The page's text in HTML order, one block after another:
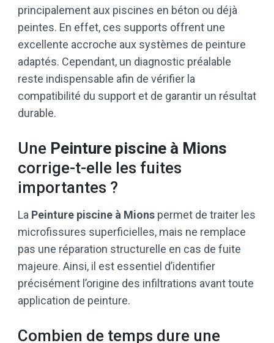
principalement aux piscines en béton ou déjà
peintes. En effet, ces supports offrent une
excellente accroche aux systèmes de peinture
adaptés. Cependant, un diagnostic préalable
reste indispensable afin de vérifier la
compatibilité du support et de garantir un résultat
durable.
Une Peinture piscine à Mions
corrige-t-elle les fuites
importantes ?
La Peinture piscine à Mions permet de traiter les
microfissures superficielles, mais ne remplace
pas une réparation structurelle en cas de fuite
majeure. Ainsi, il est essentiel d’identifier
précisément l’origine des infiltrations avant toute
application de peinture.
Combien de temps dure une